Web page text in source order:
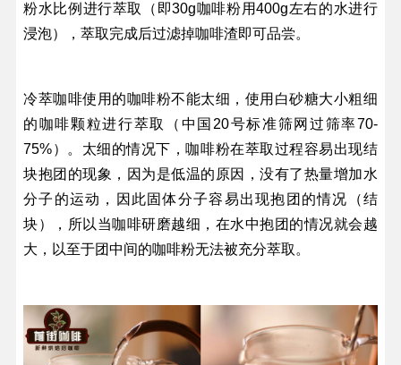
粉水比例进行萃取（即30g咖啡粉用400g左右的水进行
浸泡），萃取完成后过滤掉咖啡渣即可品尝。
冷萃咖啡使用的咖啡粉不能太细，使用白砂糖大小粗细
的咖啡颗粒进行萃取（中国20号标准筛网过筛率70-
75%）。太细的情况下，咖啡粉在萃取过程容易出现结
块抱团的现象，因为是低温的原因，没有了热量增加水
分子的运动，因此固体分子容易出现抱团的情况（结
块），所以当咖啡研磨越细，在水中抱团的情况就会越
大，以至于团中间的咖啡粉无法被充分萃取。